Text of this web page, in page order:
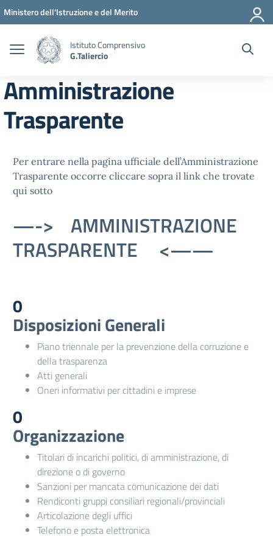
Vai ai contenuti
Vai al menu di navigazione
Vai al footer
Ministero dell'Istruzione e del Merito
Istituto Comprensivo
G.Taliercio
Amministrazione
Trasparente
Per entrare nella pagina ufficiale dell’Amministrazione
Trasparente occorre cliccare sopra il link che trovate
qui sotto
—-> AMMINISTRAZIONE
TRASPARENTE <——
0
Disposizioni Generali
Piano triennale per la prevenzione della corruzione e
della trasparenza
Atti generali
Oneri informativi per cittadini e imprese
0
Organizzazione
Titolari di incarichi politici, di amministrazione, di
direzione o di governo
Sanzioni per mancata comunicazione dei dati
Rendiconti gruppi consiliari regionali/provinciali
Articolazione degli uffici
Telefono e posta elettronica